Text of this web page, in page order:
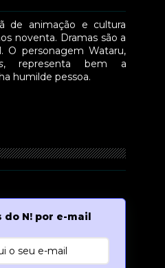
de animação e cultura
noventa. Dramas são a
O personagem Wataru,
, representa bem a
humilde pessoa.
N! por e-mail